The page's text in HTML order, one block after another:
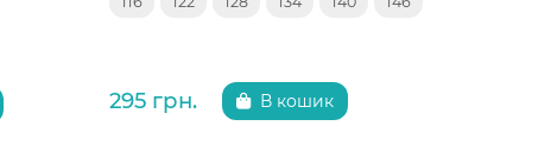
295 грн. В кошик